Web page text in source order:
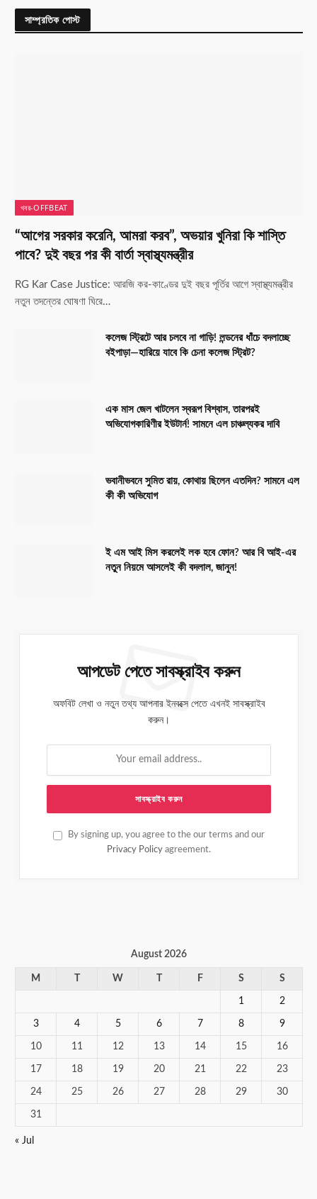
সাম্প্রতিক পোস্ট
খবর-OFFBEAT
“আগের সরকার করেনি, আমরা করব”, অভয়ার খুনিরা কি শাস্তি
পাবে? দুই বছর পর কী বার্তা স্বাস্থ্যমন্ত্রীর
RG Kar Case Justice: আরজি কর-কাণ্ডের দুই বছর পূর্তির আগে স্বাস্থ্যমন্ত্রীর
নতুন তদন্তের ঘোষণা ঘিরে…
কলেজ স্ট্রিটে আর চলবে না গাড়ি! লন্ডনের ধাঁচে বদলাচ্ছে
বইপাড়া—হারিয়ে যাবে কি চেনা কলেজ স্ট্রিট?
এক মাস জেল খাটলেন স্বরূপ বিশ্বাস, তারপরই
অভিযোগকারিণীর ইউটার্ন! সামনে এল চাঞ্চল্যকর দাবি
ভবানীভবনে সুমিত রায়, কোথায় ছিলেন এতদিন? সামনে এল
কী কী অভিযোগ
ই এম আই মিস করলেই লক হবে ফোন? আর বি আই-এর
নতুন নিয়মে আসলেই কী বদলাল, জানুন!
আপডেট পেতে সাবস্ক্রাইব করুন
অফবিট লেখা ও নতুন তথ্য আপনার ইনবক্সে পেতে এখনই সাবস্ক্রাইব
করুন।
By signing up, you agree to the our terms and our
Privacy Policy agreement.
August 2026
M T W T F S S
1 2
3 4 5 6 7 8 9
10 11 12 13 14 15 16
17 18 19 20 21 22 23
24 25 26 27 28 29 30
31
« Jul